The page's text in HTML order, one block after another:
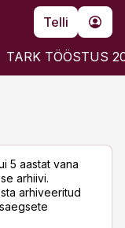
Telli
TARK TÖÖSTUS
5 aastat vana
arhiivi.
arhiveeritud